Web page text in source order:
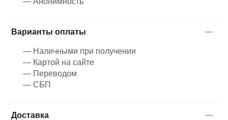
Варианты оплаты
— Наличными при получении
— Картой на сайте
— Переводом
— СБП
Доставка